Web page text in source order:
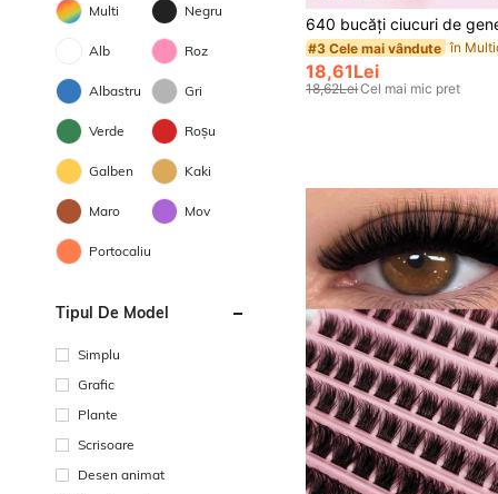
Multi Negru
Alb Roz
Albastru Gri
Verde Roșu
Galben Kaki
Maro Mov
Portocaliu
Tipul De Model
Simplu
Grafic
Plante
Scrisoare
Desen animat
#3 Cele mai vândute
18,61Lei
18,62LeiCel mai mic pret